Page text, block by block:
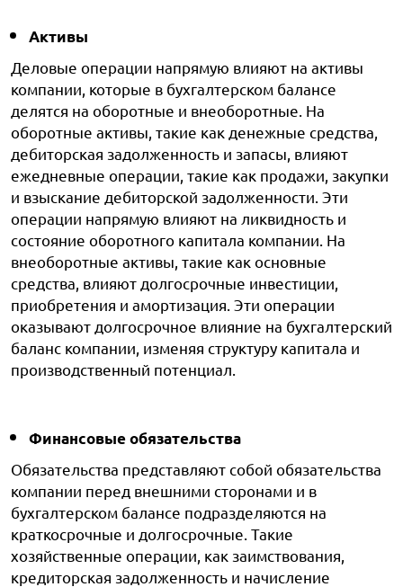
Активы
Деловые операции напрямую влияют на активы
компании, которые в бухгалтерском балансе
делятся на оборотные и внеоборотные. На
оборотные активы, такие как денежные средства,
дебиторская задолженность и запасы, влияют
ежедневные операции, такие как продажи, закупки
и взыскание дебиторской задолженности. Эти
операции напрямую влияют на ликвидность и
состояние оборотного капитала компании. На
внеоборотные активы, такие как основные
средства, влияют долгосрочные инвестиции,
приобретения и амортизация. Эти операции
оказывают долгосрочное влияние на бухгалтерский
баланс компании, изменяя структуру капитала и
производственный потенциал.
Финансовые обязательства
Обязательства представляют собой обязательства
компании перед внешними сторонами и в
бухгалтерском балансе подразделяются на
краткосрочные и долгосрочные. Такие
хозяйственные операции, как заимствования,
кредиторская задолженность и начисление